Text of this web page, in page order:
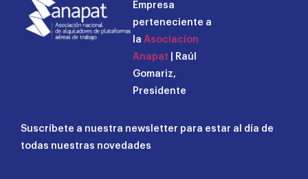
Empresa
perteneciente a
la Asociacion
Anapat | Raúl
Gomariz,
Presidente
Suscríbete a nuestra newsletter para estar al día de
todas nuestras novedades